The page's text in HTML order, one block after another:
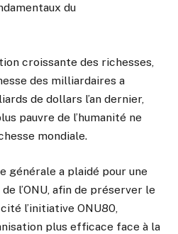
du
croissante des richesses,
des milliardaires a
de dollars l’an dernier,
pauvre de l’humanité ne
mondiale.
générale a plaidé pour une
l’ONU, afin de préserver le
l’initiative ONU80,
plus efficace face à la